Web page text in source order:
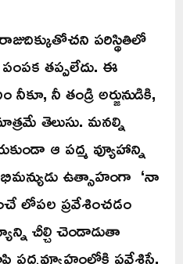
పరిస్థితిలో
పంపక తప్పలేదు. ఈ
నీ తండ్రి అర్జునుడికి,
మాత్రమే తెలుసు. మనల్ని
ఆ పద్మ వ్యూహాన్ని
ఉత్సాహంగా ‘నా
లోపల ప్రవేశించడం
చీల్చి చెండాడుతా
పద్మవ్యూహంలోకి ప్రవేశిస్తే,